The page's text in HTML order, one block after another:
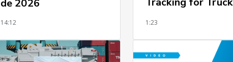
de 2026
14:12 1:23